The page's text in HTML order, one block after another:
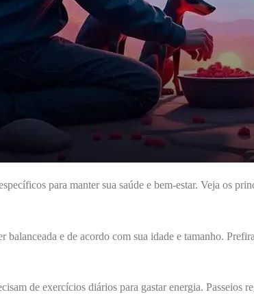
para manter sua saúde e bem-estar. Veja os
balanceada e de acordo com sua idade e tamanho.
de exercícios diários para gastar energia. Passeios